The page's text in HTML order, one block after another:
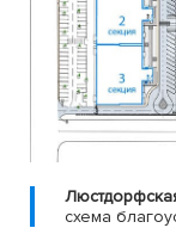
cхема